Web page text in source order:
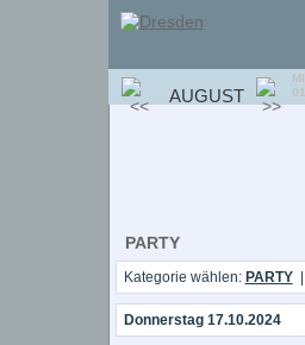
PARTY
Kategorie wählen: PARTY|
Donnerstag 17.10.2024
AUGUST
MI
01